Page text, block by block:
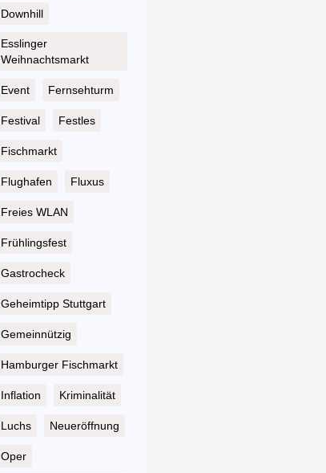
Downhill
Esslinger
Weihnachtsmarkt
Event Fernsehturm
Festival Festles
Fischmarkt
Flughafen Fluxus
Freies WLAN
Frühlingsfest
Gastrocheck
Geheimtipp Stuttgart
Gemeinnützig
Hamburger Fischmarkt
Inflation Kriminalität
Luchs Neueröffnung
Oper